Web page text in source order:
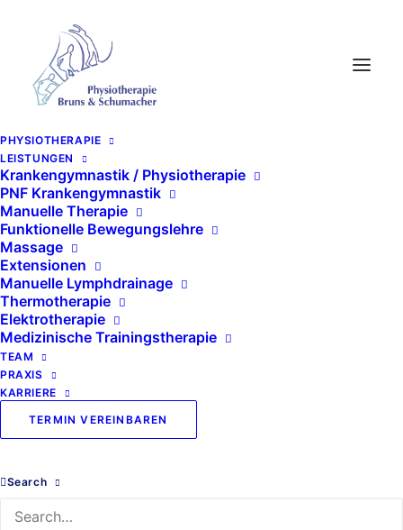
PHYSIOTHERAPIE
LEISTUNGEN
Krankengymnastik / Physiotherapie
PNF Krankengymnastik
Manuelle Therapie
Funktionelle Bewegungslehre
Massage
Extensionen
Manuelle Lymphdrainage
Thermotherapie
Elektrotherapie
Medizinische Trainingstherapie
TEAM
PRAXIS
KARRIERE
TERMIN VEREINBAREN
Search
PHYSIOTHERAPIEPRAXIS
BEVERSTEDT
Willkommen
bei
Schumacher